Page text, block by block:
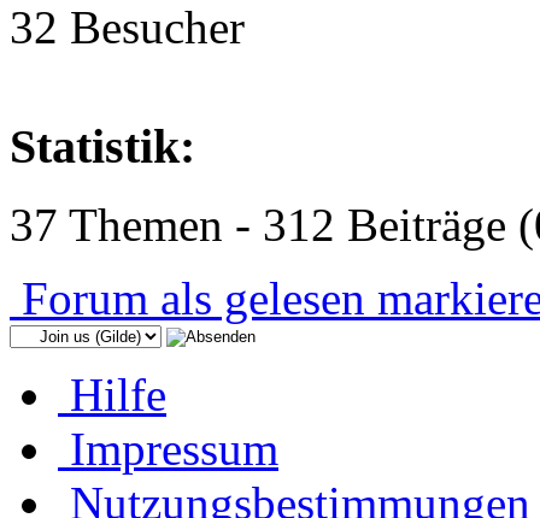
32 Besucher
Statistik:
37 Themen - 312 Beiträge
Forum als gelesen
Hilfe
Impressum
Nutzungsbestimmungen